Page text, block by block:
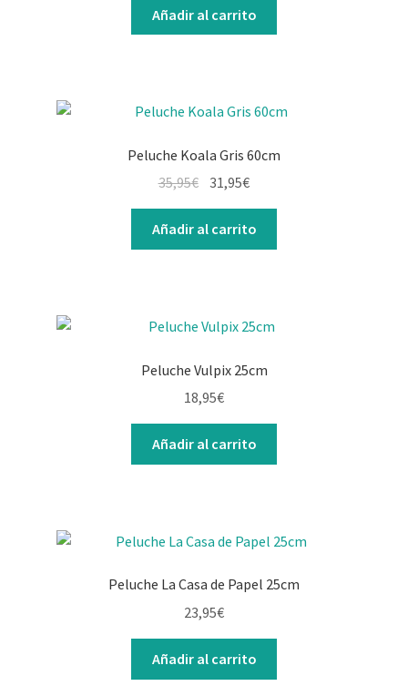
Añadir al carrito
Peluche Koala Gris 60cm
35,95€ 31,95€
Añadir al carrito
Peluche Vulpix 25cm
18,95€
Añadir al carrito
Peluche La Casa de Papel 25cm
23,95€
Añadir al carrito